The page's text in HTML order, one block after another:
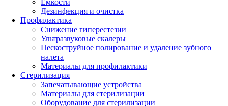
Дезинфекция и очистка
Профилактика
Снижение гиперестезии
Ультразвуковые скалеры
Пескоструйное полирование и удаление зубного
налета
Материалы для профилактики
Стерилизация
Запечатывающие устройства
Материалы для стерилизации
Оборудование для стерилизации